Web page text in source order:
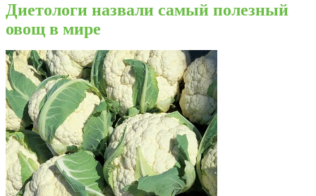
Диетологи назвали самый полезный
овощ в мире